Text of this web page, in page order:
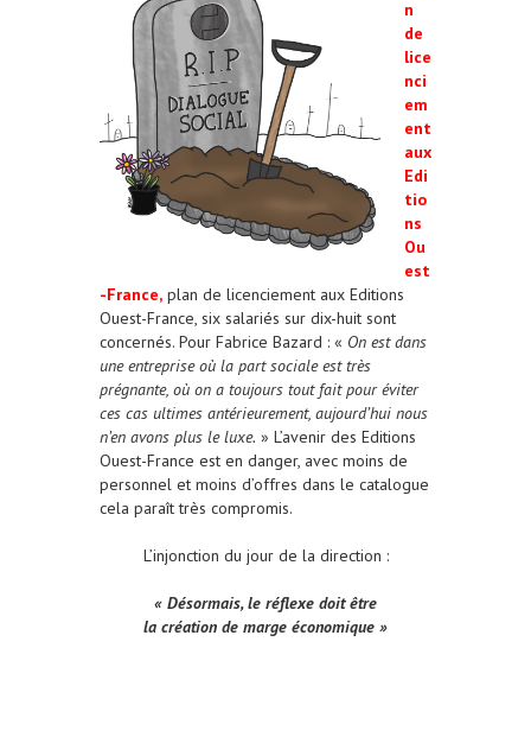
n
de
lice
nci
em
ent
aux
Edi
tio
ns
Ou
est
-France, plan de licenciement aux Editions
Ouest-France, six salariés sur dix-huit sont
concernés. Pour Fabrice Bazard : « On est dans
une entreprise où la part sociale est très
prégnante, où on a toujours tout fait pouréviter
ces cas ultimes antérieurement, aujourd’hui nous
n’en avons plus le luxe. » L’avenir des Editions
Ouest-France est en danger, avec moins de
personnel et moins d’offres dans le catalogue
cela paraît très compromis.
L’injonction du jour de la direction :
« Désormais, le réflexe doit être
la création de marge économique »